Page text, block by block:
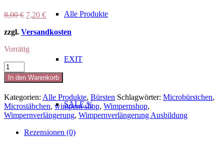
Alle Produkte
EXIT
SALE %
8,00€ Ursprünglicher
war:
7,20 €Aktueller
ist:
zzgl. Versandkosten
Vorrätig
Microbürstchen
kupfer
Menge
In den Warenkorb
Kategorien: Alle Produkte, Bürsten Schlagwörter: Microbürstchen,
Microstäbchen, wimpern shop, Wimpernshop,
Wimpernverlängerung, Wimpernverlängerung Ausbildung
Rezensionen (0)